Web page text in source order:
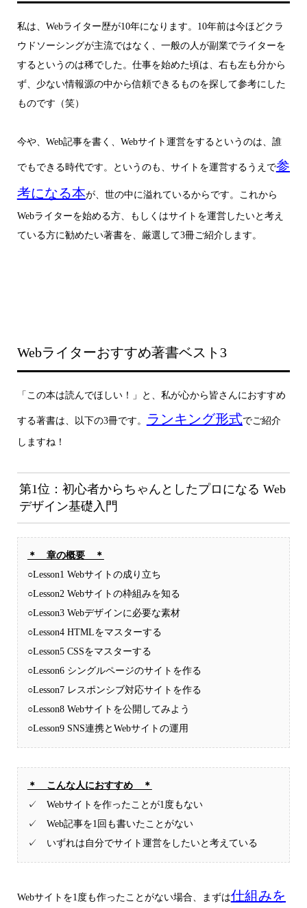
私は、Webライター歴が10年になります。10年前は今ほどクラ
ウドソーシングが主流ではなく、一般の人が副業でライターを
するというのは稀でした。仕事を始めた頃は、右も左も分から
ず、少ない情報源の中から信頼できるものを探して参考にした
ものです（笑）
今や、Web記事を書く、Webサイト運営をするというのは、誰
でもできる時代です。というのも、サイトを運営するうえで参
考になる本が、世の中に溢れているからです。これから
Webライターを始める方、もしくはサイトを運営したいと考え
ている方に勧めたい著書を、厳選して3冊ご紹介します。
Webライターおすすめ著書ベスト3
「この本は読んでほしい！」と、私が心から皆さんにおすすめ
する著書は、以下の3冊です。 ランキング形式でご紹介
しますね！
第1位：初心者からちゃんとしたプロになる Web
デザイン基礎入門
＊ 章の概要 ＊
○Lesson1 Webサイトの成り立ち
○Lesson2 Webサイトの枠組みを知る
○Lesson3 Webデザインに必要な素材
○Lesson4 HTMLをマスターする
○Lesson5 CSSをマスターする
○Lesson6 シングルページのサイトを作る
○Lesson7 レスポンシブ対応サイトを作る
○Lesson8 Webサイトを公開してみよう
○Lesson9 SNS連携とWebサイトの運用
＊ こんな人におすすめ ＊
✓ Webサイトを作ったことが1度もない
✓ Web記事を1回も書いたことがない
✓ いずれは自分でサイト運営をしたいと考えている
Webサイトを1度も作ったことがない場合、まずは仕組みを